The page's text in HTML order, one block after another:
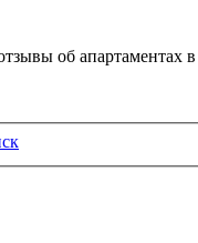
об апартаментах